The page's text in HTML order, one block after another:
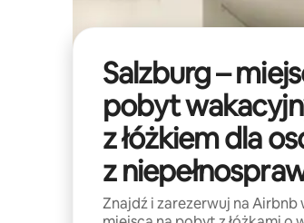
Salzburg –
pobyt
z łóżkiem dla
z
Znajdź i zarezerwuj na